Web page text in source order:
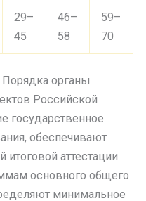
29–
45
46–
58
59–
70
Порядка органы
Российской
государственное
обеспечивают
аттестации
основного общего
минимальное